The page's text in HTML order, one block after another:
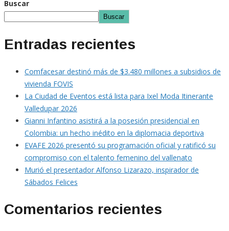
Buscar
Buscar
Entradas recientes
Comfacesar destinó más de $3.480 millones a subsidios de
vivienda FOVIS
La Ciudad de Eventos está lista para Ixel Moda Itinerante
Valledupar 2026
Gianni Infantino asistirá a la posesión presidencial en
Colombia: un hecho inédito en la diplomacia deportiva
EVAFE 2026 presentó su programación oficial y ratificó su
compromiso con el talento femenino del vallenato
Murió el presentador Alfonso Lizarazo, inspirador de
Sábados Felices
Comentarios recientes